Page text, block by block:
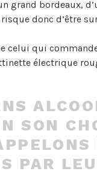
grand bordeaux,
donc d’être
celui qui
électrique
SON
PAR